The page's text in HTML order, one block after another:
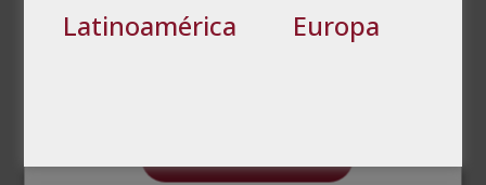
Os diplomas são certificados pela Apostila
Latinoamérica Europa
Não classificados